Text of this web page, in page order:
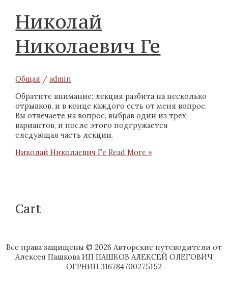
Николай
Николаевич Ге
Общая /admin
Обратите внимание: лекция разбита на несколько
отрывков, и в конце каждого есть от меня вопрос.
Вы отвечаете на вопрос, выбрав один из трех
вариантов, и после этого подгружается
следующая часть лекции.
Николай Николаевич Ге Read More »
Cart
Все права защищены © 2026 Авторские путеводители от
Алексея Пашкова ИП ПАШКОВ АЛЕКСЕЙ ОЛЕГОВИЧ
ОГРНИП 316784700275152